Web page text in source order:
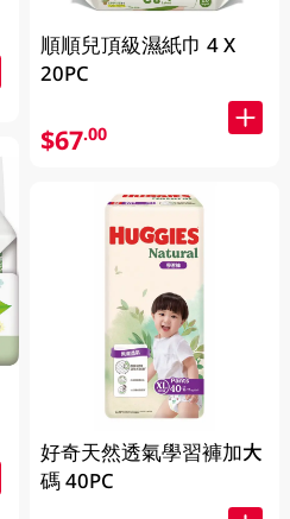
順順兒頂級濕紙巾 4 X
20PC
$67.00
好奇天然透氣學習褲加大
碼 40PC